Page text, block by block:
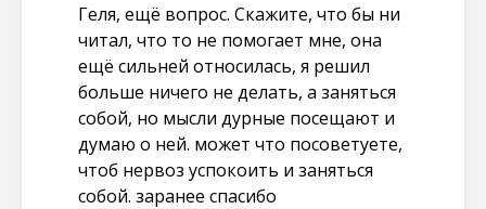
Геля, ещё вопрос. Скажите, что бы ни
читал, что то не помогает мне, она
ещё сильней относилась, я решил
больше ничего не делать, а заняться
собой, но мысли дурные посещают и
думаю о ней. может что посоветуете,
чтоб нервоз успокоить и заняться
собой. заранее спасибо